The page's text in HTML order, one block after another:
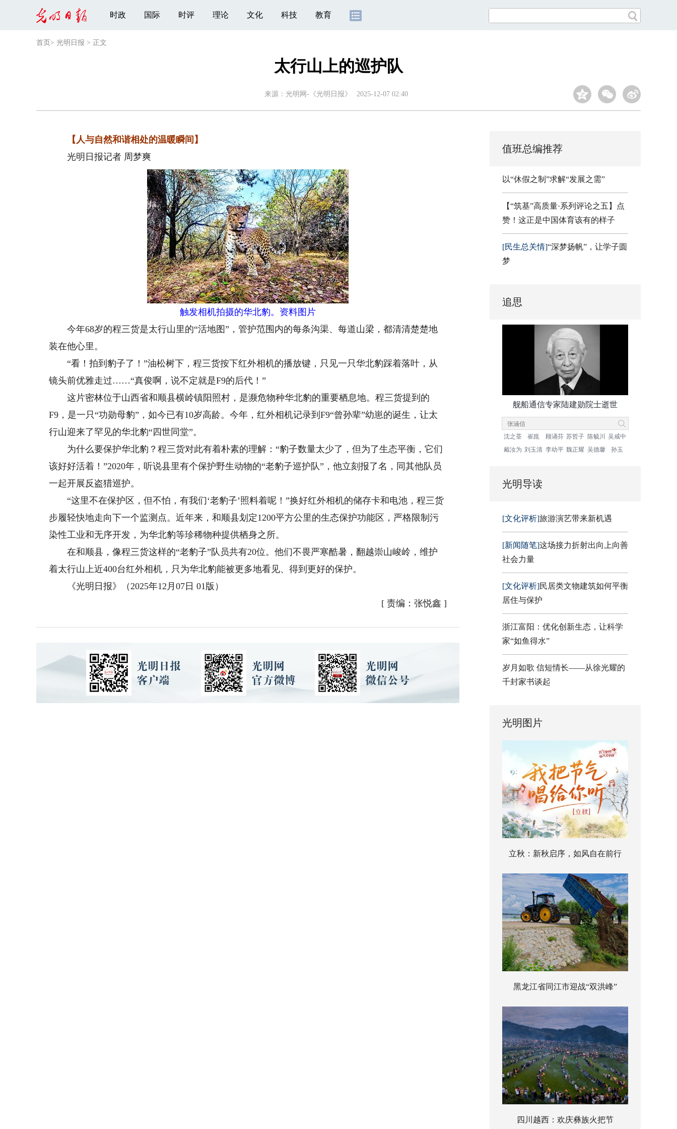
时政 国际 时评 理论 文化 科技 教育
首页 > 光明日报 > 正文
太行山上的巡护队
来源： 光明网-《光明日报》 2025-12-07 02:40
【人与自然和谐相处的温暖瞬间】
光明日报记者 周梦爽
触发相机拍摄的华北豹。资料图片
今年68岁的程三货是太行山里的“活地图”，管护范围内的每条沟渠、每道山梁，都清清楚楚地
装在他心里。
“看！拍到豹子了！”油松树下，程三货按下红外相机的播放键，只见一只华北豹踩着落叶，从
镜头前优雅走过……“真俊啊，说不定就是F9的后代！”
这片密林位于山西省和顺县横岭镇阳照村，是濒危物种华北豹的重要栖息地。程三货提到的
F9，是一只“功勋母豹”，如今已有10岁高龄。今年，红外相机记录到F9“曾孙辈”幼崽的诞生，让太
行山迎来了罕见的华北豹“四世同堂”。
为什么要保护华北豹？程三货对此有着朴素的理解：“豹子数量太少了，但为了生态平衡，它们
该好好活着！”2020年，听说县里有个保护野生动物的“老豹子巡护队”，他立刻报了名，同其他队员
一起开展反盗猎巡护。
“这里不在保护区，但不怕，有我们‘老豹子’照料着呢！”换好红外相机的储存卡和电池，程三货
步履轻快地走向下一个监测点。近年来，和顺县划定1200平方公里的生态保护功能区，严格限制污
染性工业和无序开发，为华北豹等珍稀物种提供栖身之所。
在和顺县，像程三货这样的“老豹子”队员共有20位。他们不畏严寒酷暑，翻越崇山峻岭，维护
着太行山上近400台红外相机，只为华北豹能被更多地看见、得到更好的保护。
《光明日报》（2025年12月07日 01版）
[ 责编：张悦鑫 ]
值班总编推荐
以“休假之制”求解“发展之需”
【“筑基”高质量·系列评论之五】点
赞！这正是中国体育该有的样子
[民生总关情]“深梦扬帆”，让学子圆
梦
追思
舰船通信专家陆建勋院士逝世
沈之荃 崔崑 顾诵芬 苏哲子 陈毓川
吴咸中
戴汝为 刘玉清 李幼平 魏正耀 吴德馨 孙玉
光明导读
[文化评析]旅游演艺带来新机遇
[新闻随笔]这场接力折射出向上向善
社会力量
[文化评析]民居类文物建筑如何平衡
居住与保护
浙江富阳：优化创新生态，让科学
家“如鱼得水”
岁月如歌 信短情长——从徐光耀的
千封家书谈起
光明图片
立秋：新秋启序，如风自在前行
黑龙江省同江市迎战“双洪峰”
四川越西：欢庆彝族火把节